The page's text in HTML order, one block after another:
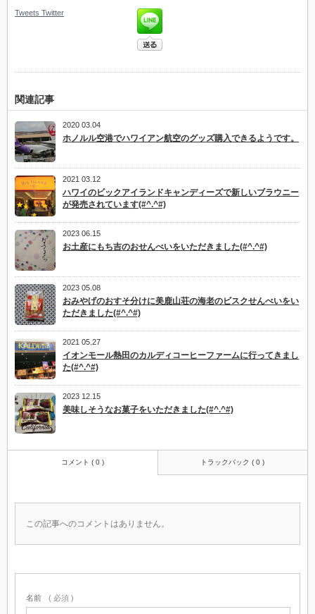
Tweets Twitter
関連記事
2020 03.04
ホノルル空港でハワイアン航空のグッズ購入できるようです。
2021 03.12
ハワイのビックアイランドキャンディーズで新しいブラウニー
が発売されています(#^.^#)
2023 06.15
お土産にもち吉のおせんべいをいただきました(#^.^#)
2023 05.08
おみやげのおすそ分けに美鹿山荘の海老のビスクせんべいをい
ただきました(#^.^#)
2021 05.27
イオンモール熱田のカルディコーヒーファームに行ってきまし
た(#^.^#)
2023 12.15
美味しそうなお菓子をいただきました(#^.^#)
コメント ( 0 ) トラックバック ( 0 )
この記事へのコメントはありません。
名前 ( 必須 )